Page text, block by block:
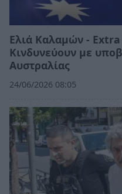
Ελιά Καλαμών -
Κινδυνεύουν με
Αυστραλίας
24/06/2026 08:05